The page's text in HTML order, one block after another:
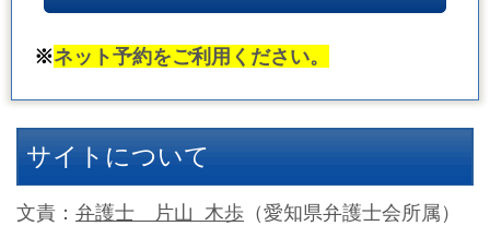
※ネット予約をご利用ください。
サイトについて
文責： 弁護士 片山 木歩 （愛知県弁護士会所属）